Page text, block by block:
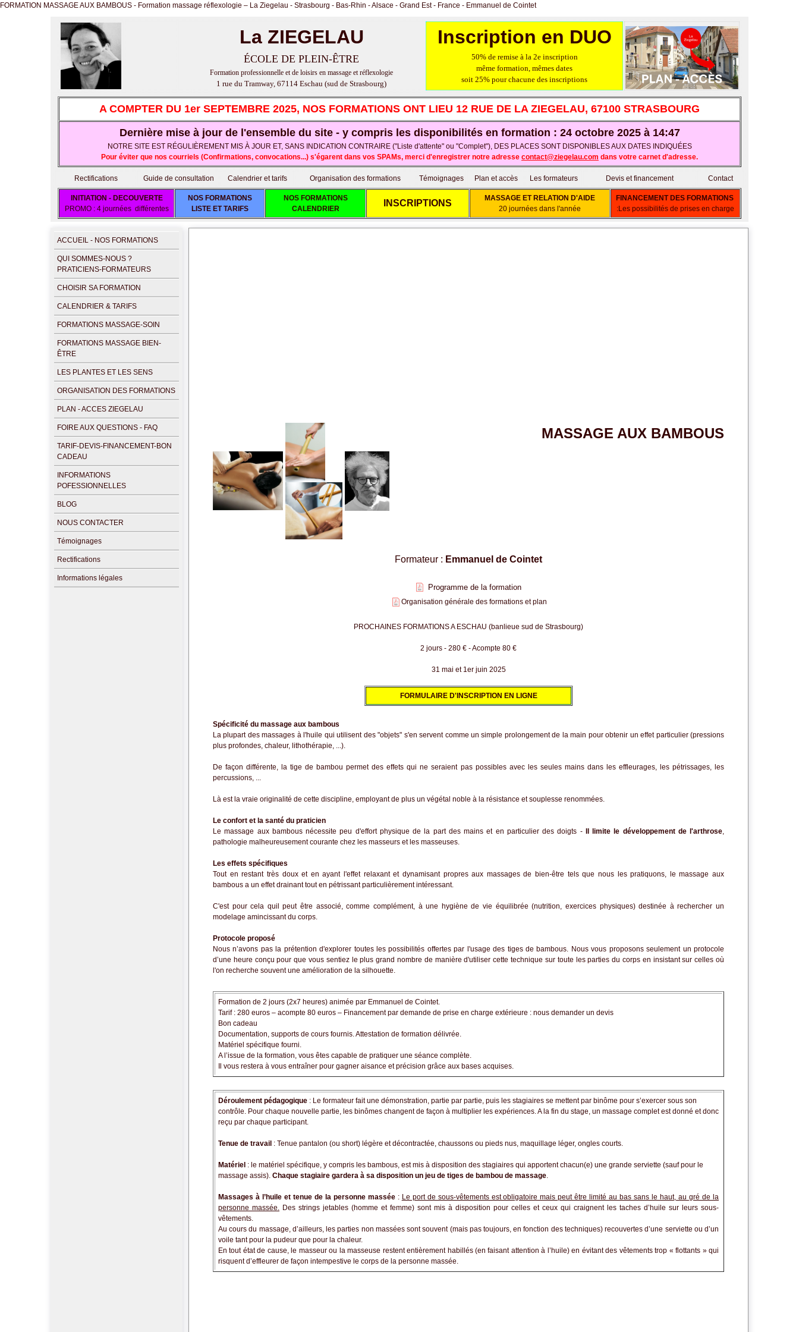
FORMATION MASSAGE AUX BAMBOUS - Formation massage réflexologie – La Ziegelau - Strasbourg - Bas-Rhin - Alsace - Grand Est - France - Emmanuel de Cointet
La ZIEGELAU
ÉCOLE DE PLEIN-ÊTRE
Formation professionnelle et de loisirs en massage et réflexologie
1 rue du Tramway, 67114 Eschau (sud de Strasbourg)
Inscription en DUO
50% de remise à la 2e inscription
même formation, mêmes dates
soit 25% pour chacune des inscriptions
A COMPTER DU 1er SEPTEMBRE 2025, NOS FORMATIONS ONT LIEU 12 RUE DE LA ZIEGELAU, 67100 STRASBOURG
Dernière mise à jour de l'ensemble du site - y compris les disponibilités en formation : 24 octobre 2025 à 14:47
NOTRE SITE EST RÉGULIÈREMENT MIS À JOUR ET, SANS INDICATION CONTRAIRE ("Liste d'attente" ou "Complet"), DES PLACES SONT DISPONIBLES AUX DATES INDIQUÉES
Pour éviter que nos courriels (Confirmations, convocations...) s'égarent dans vos SPAMs, merci d'enregistrer notre adresse contact@ziegelau.com dans votre carnet d'adresse.
Rectifications Guide de consultation Calendrier et tarifs Organisation des formations Témoignages Plan et accès Les formateurs Devis et financement Contact
INITIATION - DECOUVERTE
PROMO : 4 journées différentes
NOS FORMATIONS
LISTE ET TARIFS
NOS FORMATIONS
CALENDRIER
INSCRIPTIONS
MASSAGE ET RELATION D'AIDE
20 journées dans l'année
FINANCEMENT DES FORMATIONS
:Les possibilités de prises en charge
ACCUEIL - NOS FORMATIONS
QUI SOMMES-NOUS ?
PRATICIENS-FORMATEURS
CHOISIR SA FORMATION
CALENDRIER & TARIFS
FORMATIONS MASSAGE-SOIN
FORMATIONS MASSAGE BIEN-
ÊTRE
LES PLANTES ET LES SENS
ORGANISATION DES FORMATIONS
PLAN - ACCES ZIEGELAU
FOIRE AUX QUESTIONS - FAQ
TARIF-DEVIS-FINANCEMENT-BON
CADEAU
INFORMATIONS
POFESSIONNELLES
BLOG
NOUS CONTACTER
Témoignages
Rectifications
Informations légales
MASSAGE AUX BAMBOUS
Formateur : Emmanuel de Cointet
Programme de la formation
Organisation générale des formations et plan
PROCHAINES FORMATIONS A ESCHAU (banlieue sud de Strasbourg)
2 jours - 280 € - Acompte 80 €
31 mai et 1er juin 2025
FORMULAIRE D'INSCRIPTION EN LIGNE
Spécificité du massage aux bambous
La plupart des massages à l'huile qui utilisent des "objets" s'en servent comme un simple prolongement de la main pour obtenir un effet particulier (pressions
plus profondes, chaleur, lithothérapie, ...).
De façon différente, la tige de bambou permet des effets qui ne seraient pas possibles avec les seules mains dans les effleurages, les pétrissages, les
percussions, ...
Là est la vraie originalité de cette discipline, employant de plus un végétal noble à la résistance et souplesse renommées.
Le confort et la santé du praticien
Le massage aux bambous nécessite peu d'effort physique de la part des mains et en particulier des doigts -
Il limite le développement de l'arthrose,
pathologie malheureusement courante chez les masseurs et les masseuses.
Les effets spécifiques
Tout en restant très doux et en ayant l'effet relaxant et dynamisant propres aux massages de bien-être tels que nous les pratiquons,
le massage aux
bambous a un effet drainant tout en pétrissant particulièrement intéressant.
C'est pour cela quil peut être associé, comme complément, à une hygiène de vie équilibrée (nutrition, exercices physiques) destinée à rechercher un
modelage amincissant du corps.
Protocole proposé
Nous n’avons pas la prétention d'explorer toutes les possibilités offertes par l'usage des tiges de bambous. Nous vous proposons seulement un protocole
d’une heure conçu pour que vous sentiez le plus grand nombre de manière d'utiliser cette technique sur toute les parties du corps en insistant sur celles où
l'on recherche souvent une amélioration de la silhouette.
Formation de 2 jours (2x7 heures) animée par Emmanuel de Cointet.
Tarif : 280 euros – acompte 80 euros – Financement par demande de prise en charge extérieure : nous demander un devis
Bon cadeau
Documentation, supports de cours fournis. Attestation de formation délivrée.
Matériel spécifique fourni.
A l’issue de la formation, vous êtes capable de pratiquer une séance complète.
Il vous restera à vous entraîner pour gagner aisance et précision grâce aux bases acquises.
Déroulement pédagogique : Le formateur fait une démonstration, partie par partie, puis les stagiaires se mettent par binôme pour s’exercer sous son
contrôle. Pour chaque nouvelle partie, les binômes changent de façon à multiplier les expériences. A la fin du stage, un massage complet est donné et donc
reçu par chaque participant.
Tenue de travail : Tenue pantalon (ou short) légère et décontractée, chaussons ou pieds nus, maquillage léger, ongles courts.
Matériel : le matériel spécifique, y compris les bambous, est mis à disposition des stagiaires qui apportent chacun(e) une grande serviette (sauf pour le
massage assis). Chaque stagiaire gardera à sa disposition un jeu de tiges de bambou de massage.
Massages à l’huile et tenue de la personne massée : Le port de sous-vêtements est obligatoire mais peut être limité au bas sans le haut, au gré de la
personne massée. Des strings jetables (homme et femme) sont mis à disposition pour celles et ceux qui craignent les taches d’huile sur leurs sous-
vêtements.
Au cours du massage, d’ailleurs, les parties non massées sont souvent (mais pas toujours, en fonction des techniques) recouvertes d’une serviette ou d’un
voile tant pour la pudeur que pour la chaleur.
En tout état de cause, le masseur ou la masseuse restent entièrement habillés (en faisant attention à l’huile) en évitant des vêtements trop « flottants » qui
risquent d’effleurer de façon intempestive le corps de la personne massée.